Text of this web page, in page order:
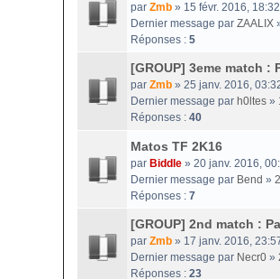
par Zmb » 15 févr. 2016, 18:32
Dernier message par ZAALIX
Réponses : 5
[GROUP] 3eme match :
par Zmb » 25 janv. 2016,
Dernier message par h0ltes »
Réponses : 40
Matos TF 2K16
par Biddle » 20 janv. 2016,
Dernier message par Bend »
Réponses : 7
[GROUP] 2nd match :
par Zmb » 17 janv. 2016,
Dernier message par Necr0 »
Réponses : 23